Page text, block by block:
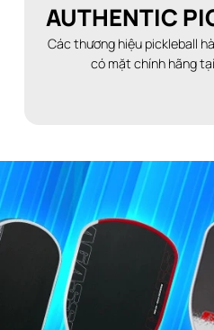
AUTHENTIC
Các thương hiệu pickleball
có mặt chính hãng